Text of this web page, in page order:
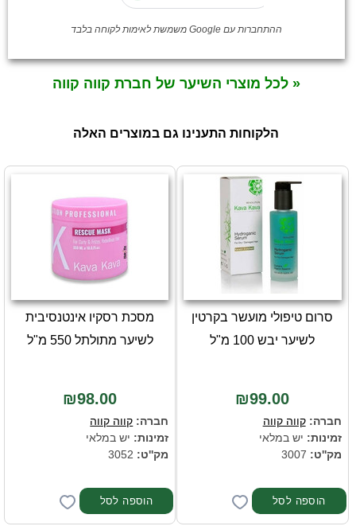
ההתחברות עם Google משמשת לאימות לקוחה בלבד
« לכל מוצרי השיער של חברת קווה קווה
הלקוחות התענינו גם במוצרים האלה
סרום טיפולי מועשר בקרטין
לשיער יבש 100 מ"ל
₪99.00
חברה:קווה קווה
זמינות: יש במלאי
מק''ט:
מסכת רסקיו אינטנסיבית
לשיער מתולתל 550 מ"ל
₪98.00
חברה: קווה קווה
זמינות: יש במלאי
מק''ט: